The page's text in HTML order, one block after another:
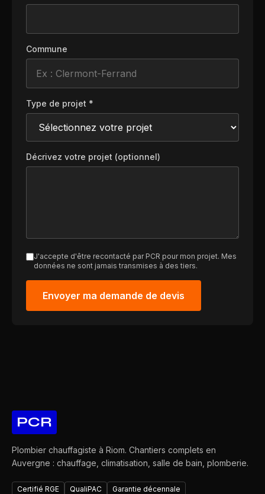
Commune
Type de projet *
Décrivez votre projet (optionnel)
J'accepte d'être recontacté par PCR pour mon projet. Mes
données ne sont jamais transmises à des tiers.
Envoyer ma demande de devis
PCR
Plombier chauffagiste à Riom. Chantiers complets en
Auvergne : chauffage, climatisation, salle de bain, plomberie.
Certifié RGE QualiPAC Garantie décennale